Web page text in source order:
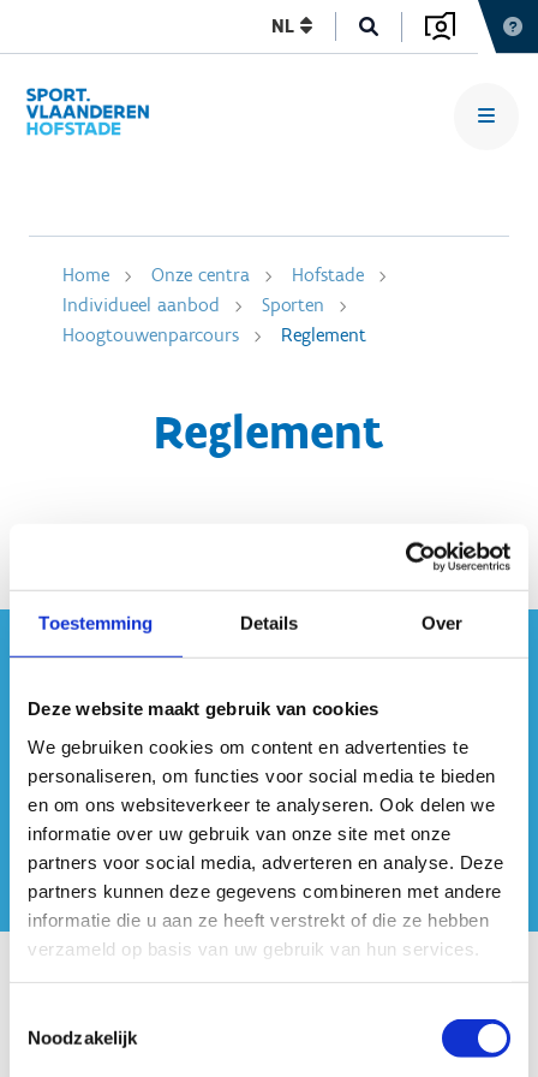
Toestemming Details Over
Deze website maakt gebruik van cookies
We gebruiken cookies om content en advertenties te
personaliseren, om functies voor social media te bieden
en om ons websiteverkeer te analyseren. Ook delen we
informatie over uw gebruik van onze site met onze
partners voor social media, adverteren en analyse. Deze
partners kunnen deze gegevens combineren met andere
informatie die u aan ze heeft verstrekt of die ze hebben
verzameld op basis van uw gebruik van hun services.
Noodzakelijk
NL
Home Onze centra
Hofstade
Individueel aanbod
Sporten
Hoogtouwenparcours
Reglement
Reglement
Onze centra
Sport Vlaanderen Hoofdzetel